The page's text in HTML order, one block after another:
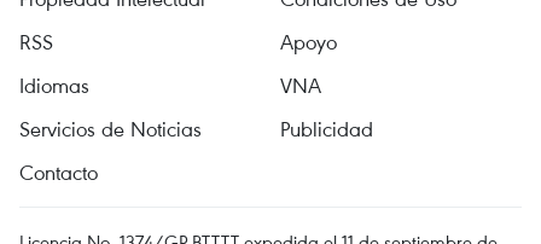
RSS
Apoyo
Idiomas
VNA
Servicios de Noticias
Publicidad
Contacto